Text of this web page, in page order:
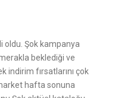
oldu. Şok kampanya
beklediği ve
indirim fırsatlarını çok
hafta sonuna